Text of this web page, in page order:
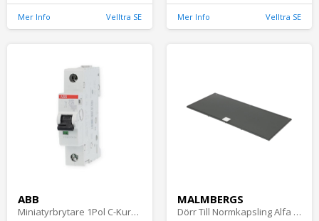
Mer Info Velltra SE Mer Info Velltra SE
ABB
Miniatyrbrytare 1Pol C-Kurva 25A 230V IP20 ABB
MALMBERGS
Dörr Till Normkapsling Alfa 4-Rader Transparent Malmbergs 2291843